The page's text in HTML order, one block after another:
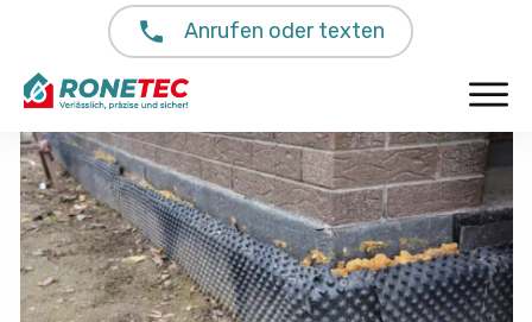
Anrufen oder texten